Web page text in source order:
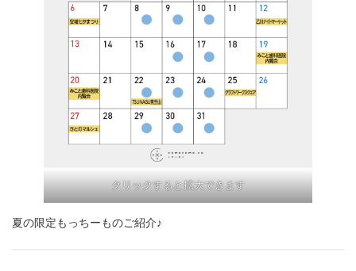
クリックすると拡大できます
夏の限定もっちーものご紹介♪